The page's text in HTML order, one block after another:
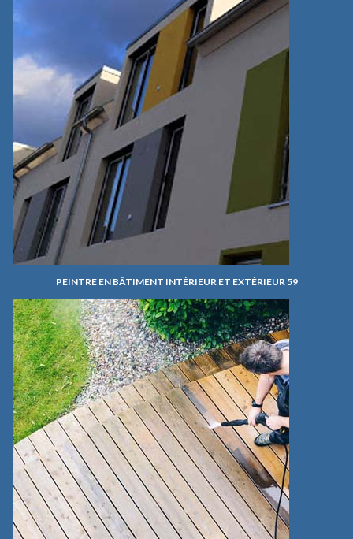
PEINTRE EN BÂTIMENT INTÉRIEUR ET EXTÉRIEUR 59